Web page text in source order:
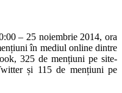
– 25 noiembrie 2014, ora
în mediul online dintre
325 de mențiuni pe site-
și 115 de mențiuni pe